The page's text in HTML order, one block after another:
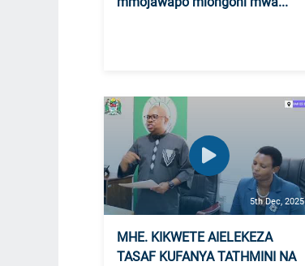
5th Dec, 2025
MHE. KIKWETE AIELEKEZA
TASAF KUFANYA TATHMINI NA